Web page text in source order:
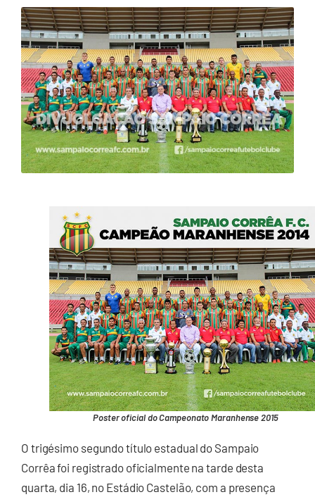
Poster oficial do Campeonato Maranhense 2015
O trigésimo segundo título estadual do Sampaio
Corrêa foi registrado oficialmente na tarde desta
quarta, dia 16, no Estádio Castelão, com a presença